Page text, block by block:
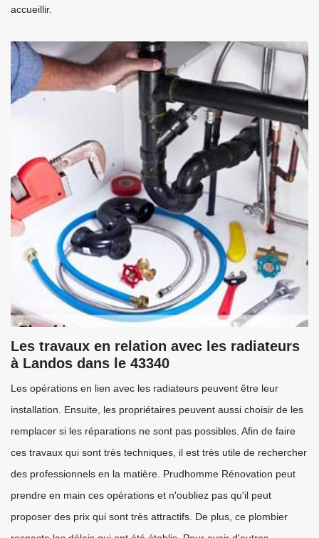
accueillir.
Les travaux en relation avec les radiateurs
à Landos dans le 43340
Les opérations en lien avec les radiateurs peuvent être leur
installation. Ensuite, les propriétaires peuvent aussi choisir de les
remplacer si les réparations ne sont pas possibles. Afin de faire
ces travaux qui sont très techniques, il est très utile de rechercher
des professionnels en la matière. Prudhomme Rénovation peut
prendre en main ces opérations et n'oubliez pas qu'il peut
proposer des prix qui sont très attractifs. De plus, ce plombier